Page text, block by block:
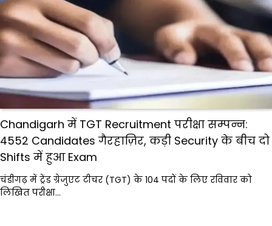
Chandigarh में TGT Recruitment परीक्षा सम्पन्न:
4552 Candidates गैरहाज़िर, कड़ी Security के बीच दो
Shifts में हुआ Exam
चंडीगढ़ में ट्रेंड ग्रेजुएट टीचर (TGT) के 104 पदों के लिए रविवार को
लिखित परीक्षा…